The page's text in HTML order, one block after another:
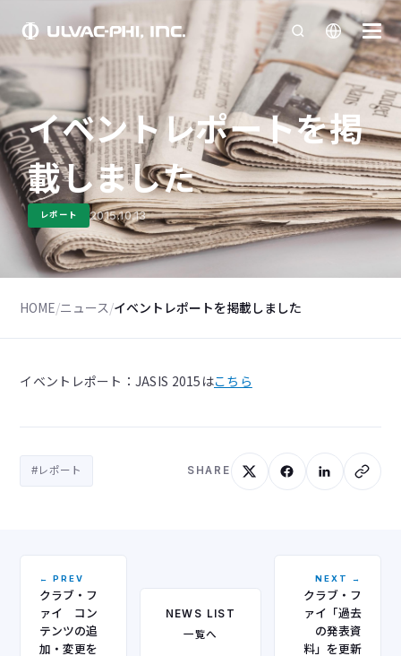
イベントレポートを掲
載しました
レポート 2015.10.13
HOME/ニュース/イベントレポートを掲載しました
イベントレポート：JASIS 2015はこちら
#レポート SHARE
← PREV
クラブ・フ
ァイ コン
テンツの追
加・変更を
NEWS LIST
一覧へ
NEXT →
クラブ・フ
ァイ「過去
の発表資
料」を更新